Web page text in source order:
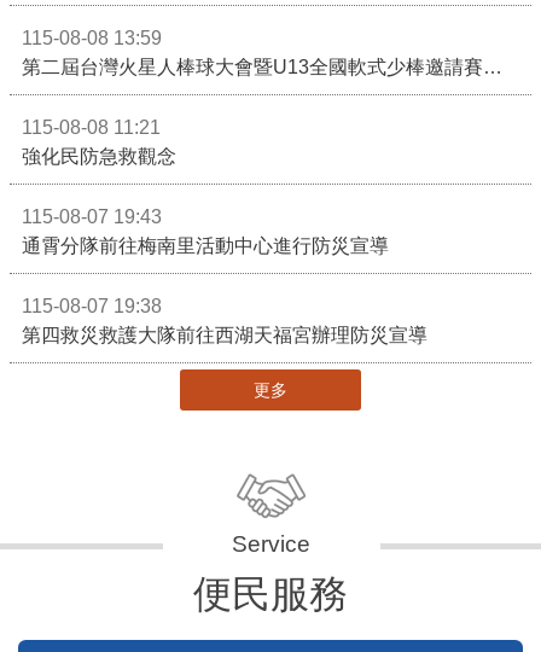
115-08-08 13:59
第二屆台灣火星人棒球大會暨U13全國軟式少棒邀請賽在苗栗舉辦
115-08-08 11:21
強化民防急救觀念
115-08-07 19:43
通霄分隊前往梅南里活動中心進行防災宣導
115-08-07 19:38
第四救災救護大隊前往西湖天福宮辦理防災宣導
更多
便民服務